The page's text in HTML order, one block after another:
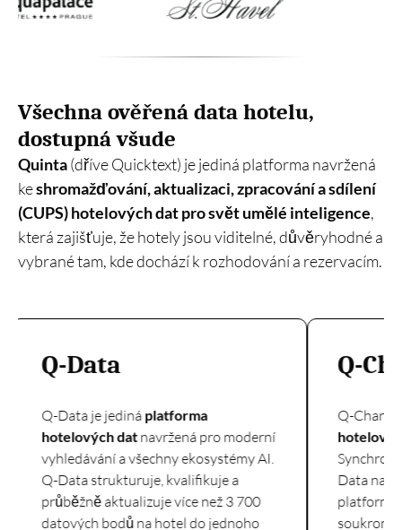
Všechna ověřená data hotelu,
dostupná všude
Quinta(dříve Quicktext) je jediná platforma navržená
keshromažďování, aktualizaci, zpracování a sdílení
(CUPS) hotelových dat pro svět umělé inteligence,
která zajišťuje, že hotely jsou viditelné, důvěryhodné a
vybrané tam, kde dochází k rozhodování a rezervacím.
Channel
Channel jeřešenípro distribuci
datnavržené pro éru AI.
a distribuuje data Q-
napříč všemi digitálními kanály,
třetích stran a veřejnými i
AI prostředími, čímž
Q-SEO
Q-SEO
průběžně
strukturované
webových
základě
Díky sladění